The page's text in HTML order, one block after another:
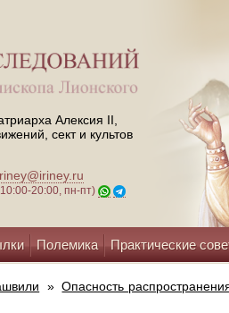
Алексия II,
сект и культов
20:00, пн-пт)
Полемика Практические
» Опасность